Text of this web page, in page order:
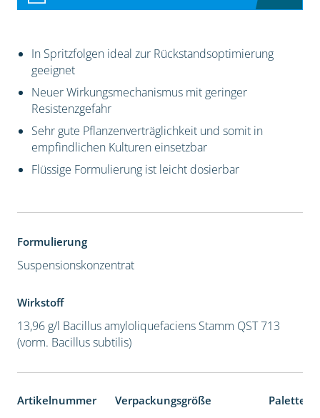
In Spritzfolgen ideal zur Rückstandsoptimierung
geeignet
Neuer Wirkungsmechanismus mit geringer
Resistenzgefahr
Sehr gute Pflanzenverträglichkeit und somit in
empfindlichen Kulturen einsetzbar
Flüssige Formulierung ist leicht dosierbar
Formulierung
Suspensionskonzentrat
Wirkstoff
13,96 g/l Bacillus amyloliquefaciens Stamm QST 713
(vorm. Bacillus subtilis)
Artikelnummer Verpackungsgröße